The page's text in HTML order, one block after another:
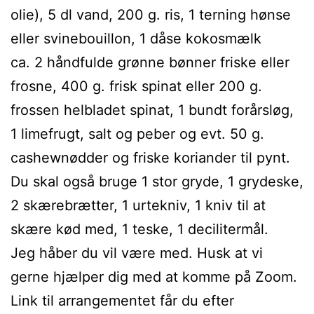
olie), 5 dl vand, 200 g. ris, 1 terning hønse
eller svinebouillon, 1 dåse kokosmælk
ca. 2 håndfulde grønne bønner friske eller
frosne, 400 g. frisk spinat eller 200 g.
frossen helbladet spinat, 1 bundt forårsløg,
1 limefrugt, salt og peber og evt. 50 g.
cashewnødder og friske koriander til pynt.
Du skal også bruge 1 stor gryde, 1 grydeske,
2 skærebrætter, 1 urtekniv, 1 kniv til at
skære kød med, 1 teske, 1 decilitermål.
Jeg håber du vil være med. Husk at vi
gerne hjælper dig med at komme på Zoom.
Link til arrangementet får du efter